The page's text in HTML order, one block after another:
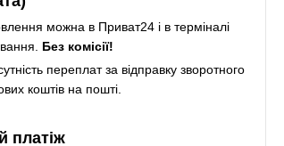
можна в Приват24 і в терміналі
Без комісії!
переплат за відправку зворотного
коштів на пошті.
платіж